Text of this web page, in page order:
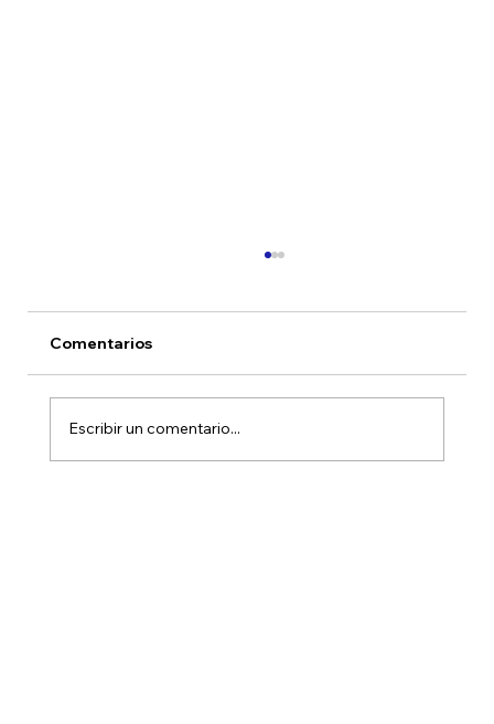
Comentarios
Escribir un comentario...